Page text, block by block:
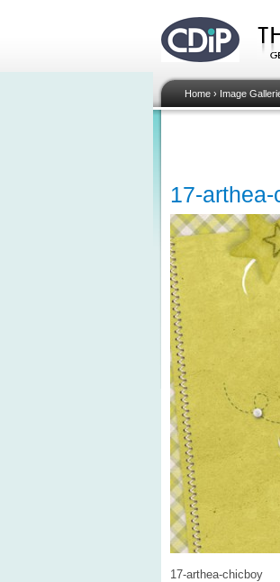
Home› Image
17-
17-arthea-chicboy